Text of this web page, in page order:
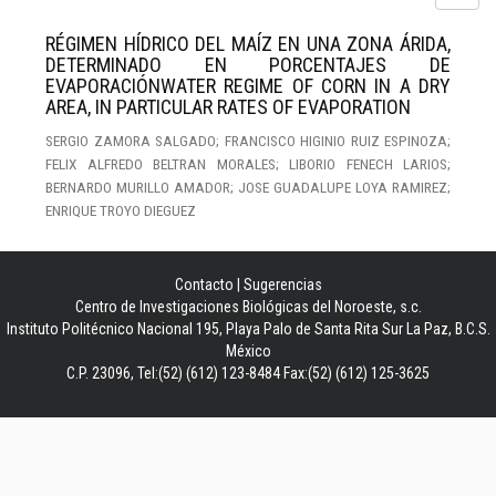
RÉGIMEN HÍDRICO DEL MAÍZ EN UNA ZONA ÁRIDA,
DETERMINADO EN PORCENTAJES DE
EVAPORACIÓNWATER REGIME OF CORN IN A DRY
AREA, IN PARTICULAR RATES OF EVAPORATION
SERGIO ZAMORA SALGADO; FRANCISCO HIGINIO RUIZ ESPINOZA;
FELIX ALFREDO BELTRAN MORALES; LIBORIO FENECH LARIOS;
BERNARDO MURILLO AMADOR; JOSE GUADALUPE LOYA RAMIREZ;
ENRIQUE TROYO DIEGUEZ
Contacto
Sugerencias
Centro de Investigaciones Biológicas del Noroeste, s.c.
Instituto Politécnico Nacional 195, Playa Palo de Santa Rita Sur La Paz, B.C.S.
México
C.P. 23096, Tel:(52) (612) 123-8484 Fax:(52) (612) 125-3625